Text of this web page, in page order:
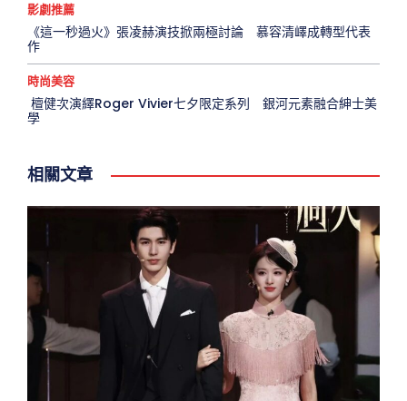
影劇推薦
《這一秒過火》張凌赫演技掀兩極討論 慕容清嶧成轉型代表
作
時尚美容
檀健次演繹Roger Vivier七夕限定系列 銀河元素融合紳士美
學
相關文章